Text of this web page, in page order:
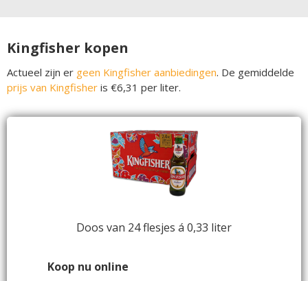
Kingfisher kopen
Actueel zijn er geen Kingfisher aanbiedingen. De gemiddelde
prijs van Kingfisher is €6,31 per liter.
Doos van 24 flesjes á 0,33 liter
Koop nu online